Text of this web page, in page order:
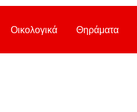
Οικολογικά Θηράματα